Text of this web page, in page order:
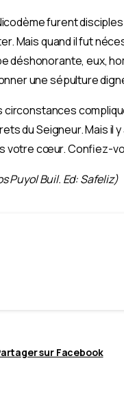
furent
Mais quand il fut
déshonorante, eux,
une sépulture
circonstances
du Seigneur. Mais il
votre cœur. Confiez-
Puyol Buil. Ed: Safeliz)
sur Facebook